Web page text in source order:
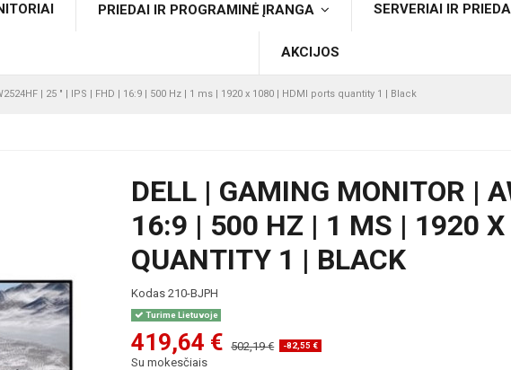
PRIEDAI IR PROGRAMINĖ ĮRANGA SERVERIAI IR PRIEDAI
AKCIJOS
| 25 " | IPS | FHD | 16:9 | 500 Hz | 1 ms | 1920 x 1080 | HDMI ports quantity 1 | Black
DELL | GAMING MONITOR |
16:9 | 500 HZ | 1 MS | 1920
QUANTITY 1 | BLACK
Kodas 210-BJPH
Turime Lietuvoje
419,64 € 502,19 € -82,55 €
Su mokesčiais